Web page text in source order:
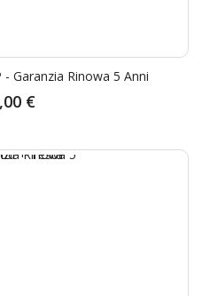
Garanzia Rinowa 5 Anni
€